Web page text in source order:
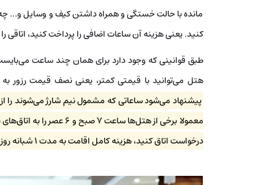
مانده با حالت خستگی و همراه داشتن کیف و وسایل و…
کنید. یعنی هزینه آن ساعات اضافی را پرداخت کنید،
طبق قوانینی که وجود دارد برای همان چند ساعت
هتل می‌توانید با قیمتی کمتر، یعنی نصف قیمت رزور
پیشنهاد می‌شود ساعاتی که مشمول نیم شارژ می‌شوند را
معمولا برخی از هتل‌ها
درخواست اتاق کنید، هزینه کامل اقامت به مدت 1 شبانه روز را باید پرداخت نمایید.